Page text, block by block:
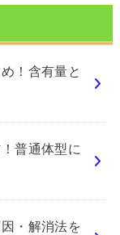
！含有量と
普通体型に
・解消法を